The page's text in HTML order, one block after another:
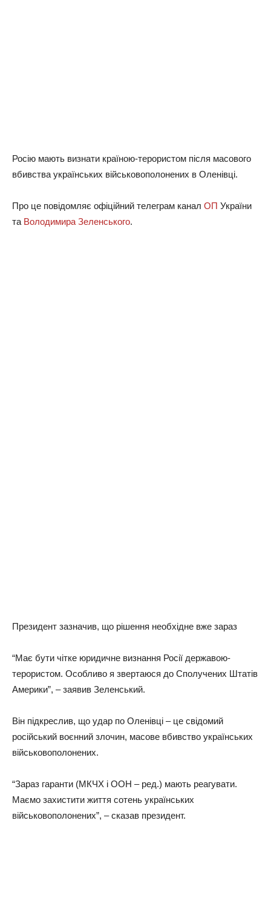
Росію мають визнати країною-терористом після масового
вбивства українських військовополонених в Оленівці.
Про це повідомляє офіційний телеграм канал ОП України
та Володимира Зеленського.
Президент зазначив, що рішення необхідне вже зараз
“Має бути чітке юридичне визнання Росії державою-
терористом. Особливо я звертаюся до Сполучених Штатів
Америки”, – заявив Зеленський.
Він підкреслив, що удар по Оленівці – це свідомий
російський воєнний злочин, масове вбивство українських
військовополонених.
“Зараз гаранти (МКЧХ і ООН – ред.) мають реагувати.
Маємо захистити життя сотень українських
військовополонених”, – сказав президент.